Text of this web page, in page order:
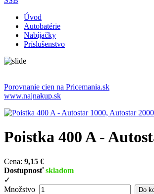
Úvod
Autobatérie
Nabíjačky
Príslušenstvo
Porovnanie cien na Pricemania.sk
www.najnakup.sk
Poistka 400 A -
Cena: 9,15 €
Dostupnosť skladom
✓
Množstvo